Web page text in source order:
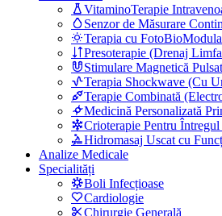
VitaminoTerapie
Senzor de Măsurare
Terapia cu
Presoterapie (Drenaj
Stimulare Magnetică
Terapia Shockwave (Cu
Terapie Combinată
Medicină Personalizată
Crioterapie Pentru
Hidromasaj Uscat cu
Analize Medicale
Specialități
Boli Infecțioase
Cardiologie
Chirurgie Generală